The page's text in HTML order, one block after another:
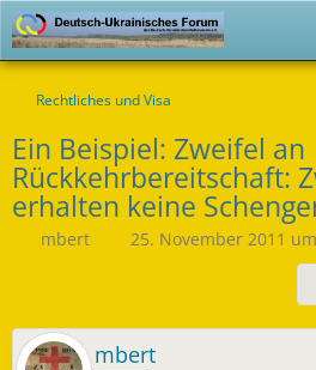
Rechtliches und Visa
Ein Beispiel: Zweifel an
Rückkehrbereitschaft:
erhalten keine
mbert 25. November 2011
mbert